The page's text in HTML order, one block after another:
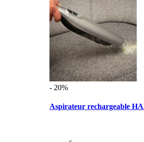
- 20%
Aspirateur rechargeable